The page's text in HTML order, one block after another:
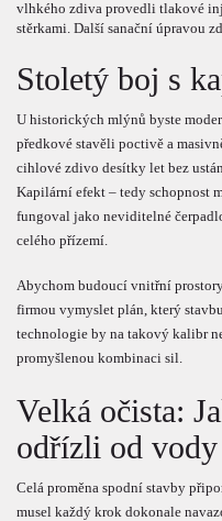
vlhkého zdiva provedli tlakové
stěrkami. Další sanační úpravou
Stoletý boj s
U historických mlýnů byste
předkové stavěli poctivě a
cihlové zdivo desítky let bez
Kapilární efekt – tedy schopnost
fungoval jako neviditelné
celého přízemí.
Abychom budoucí vnitřní
firmou vymyslet plán, který
technologie by na takový kalibr
promyšlenou kombinaci sil.
Velká očista:
odřízli od vody
Celá proměna spodní stavby
musel každý krok dokonale